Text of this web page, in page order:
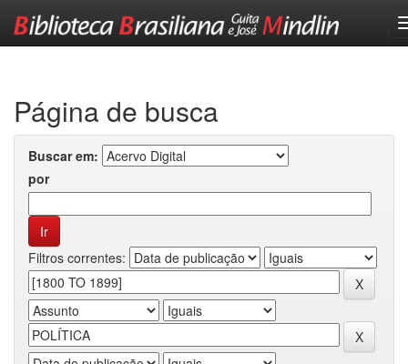
Página de busca
Buscar em:
por
Filtros correntes: